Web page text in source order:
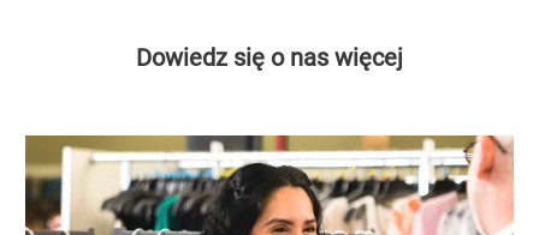
Dowiedz się o nas więcej